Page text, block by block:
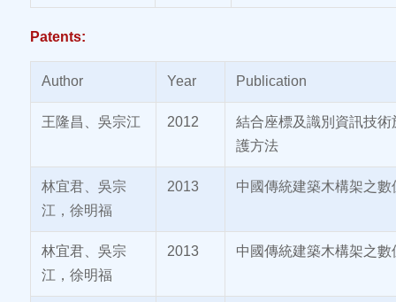
Patents:
Author Year Publication
王隆昌、吳宗江 2012
結合座標及識別資訊技
護方法
林宜君、吳宗
江，徐明福
2013 中國傳統建築木構架之
林宜君、吳宗
江，徐明福
2013 中國傳統建築木構架之